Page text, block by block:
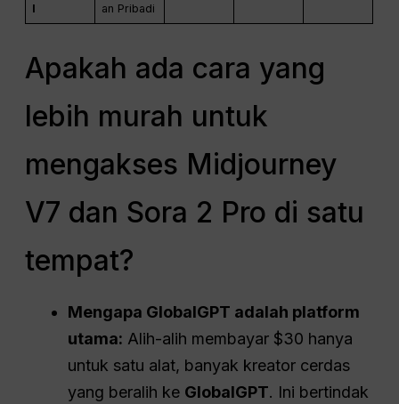
l
an Pribadi
Apakah ada cara yang
lebih murah untuk
mengakses Midjourney
V7 dan Sora 2 Pro di satu
tempat?
Mengapa GlobalGPT adalah platform
utama: Alih-alih membayar $30 hanya
untuk satu alat, banyak kreator cerdas
yang beralih ke GlobalGPT. Ini bertindak